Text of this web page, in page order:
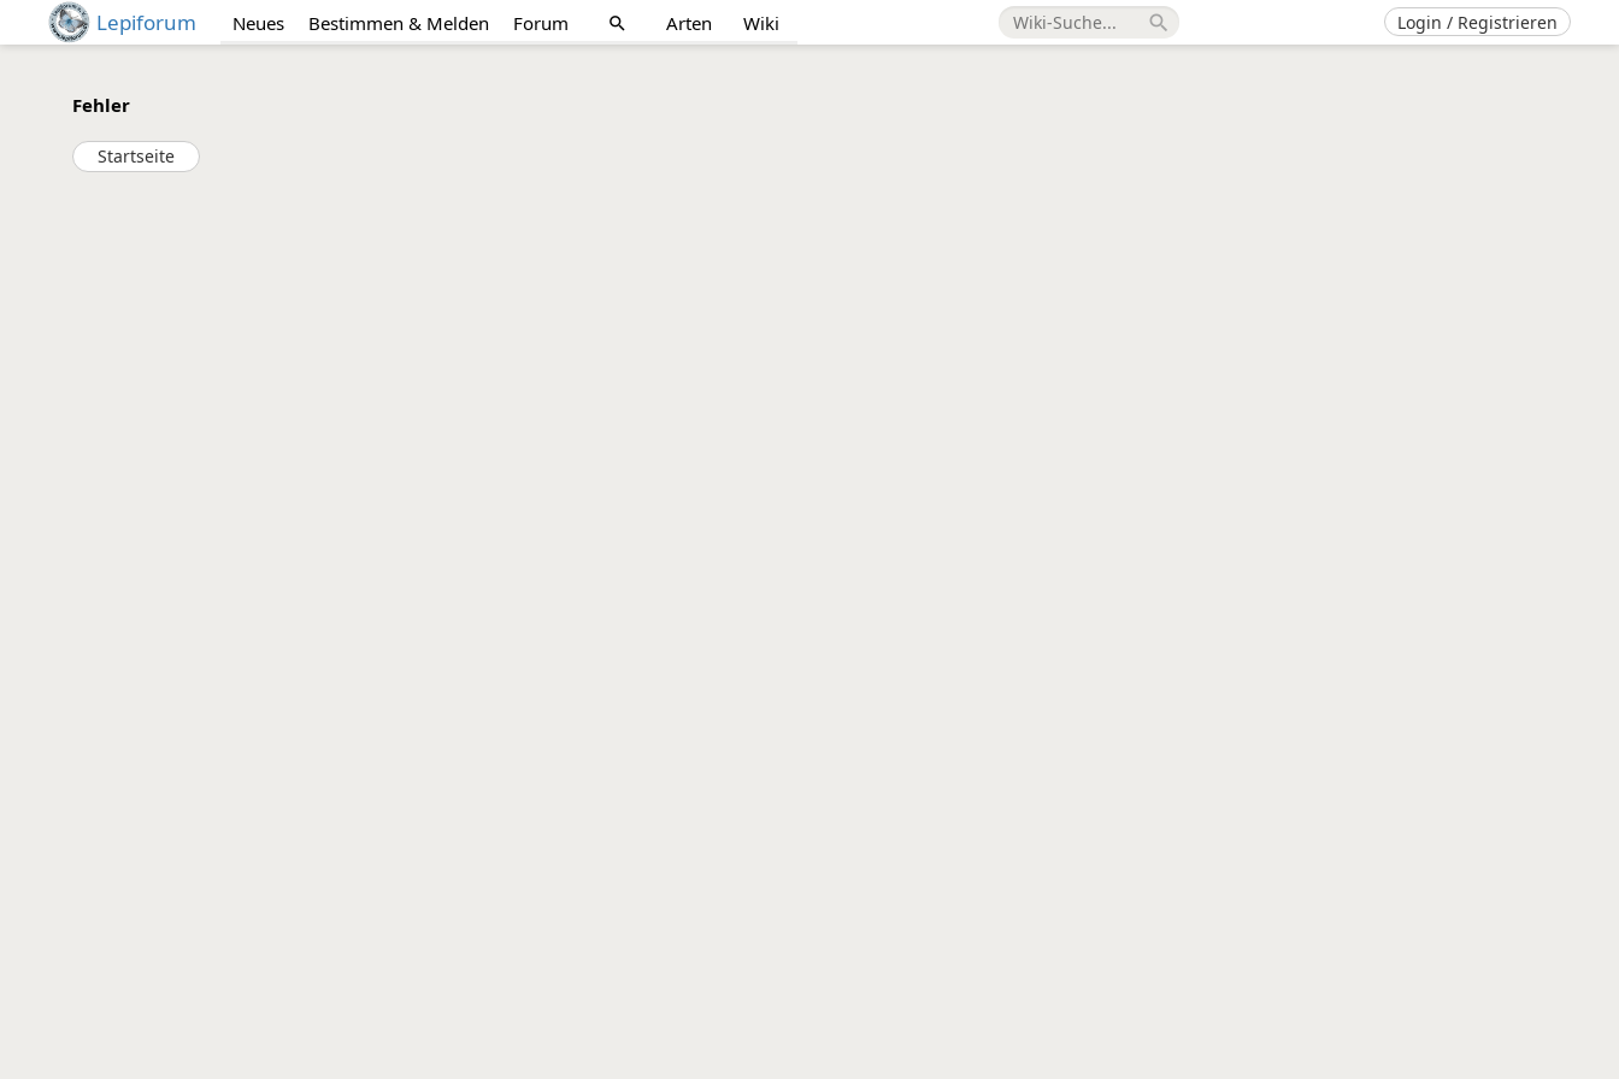
Lepiforum Neues Bestimmen & Melden Forum search Arten Wiki search Login / Registrieren
Fehler
Startseite